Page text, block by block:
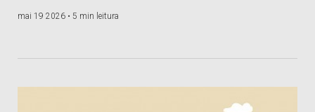
mai 19 2026 • 5 min leitura